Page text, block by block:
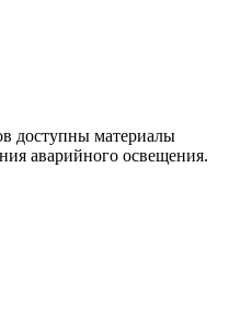
доступны материалы
аварийного освещения.